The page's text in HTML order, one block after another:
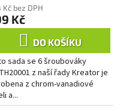
Kč bez DPH
Kč
DO KOŠÍKU
sada se 6 šroubováky
z naší řady Kreator je
z chrom-vanadiové
a...